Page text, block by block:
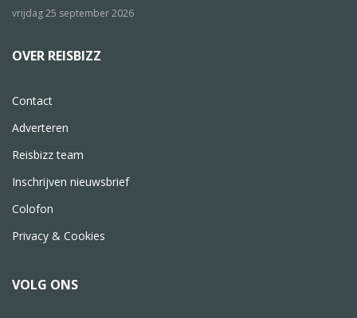
vrijdag 25 september 2026
OVER REISBIZZ
Contact
Adverteren
Reisbizz team
Inschrijven nieuwsbrief
Colofon
Privacy & Cookies
VOLG ONS